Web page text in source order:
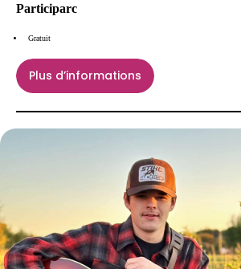
Participarc
Gratuit
Plus d’informations